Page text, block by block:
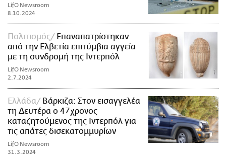
LifO Newsroom
8.10.2024
Πολιτισμός
Επαναπατρίστηκαν
από την Ελβετία επιτύμβια αγγεία
με τη συνδρομή της Ιντερπόλ
LifO Newsroom
2.7.2024
Ελλάδα
Βάρκιζα: Στον εισαγγελέα
τη Δευτέρα ο 47χρονος
καταζητούμενος της Ιντερπόλ για
τις απάτες δισεκατομμυρίων
LifO Newsroom
31.3.2024